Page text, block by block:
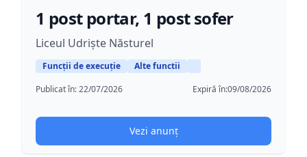
1 post portar, 1 post sofer
Liceul Udriște Năsturel
Funcții de execuție
Alte functii
Publicat în:22/07/2026 Expiră în:09/08/2026
Vezi anunț